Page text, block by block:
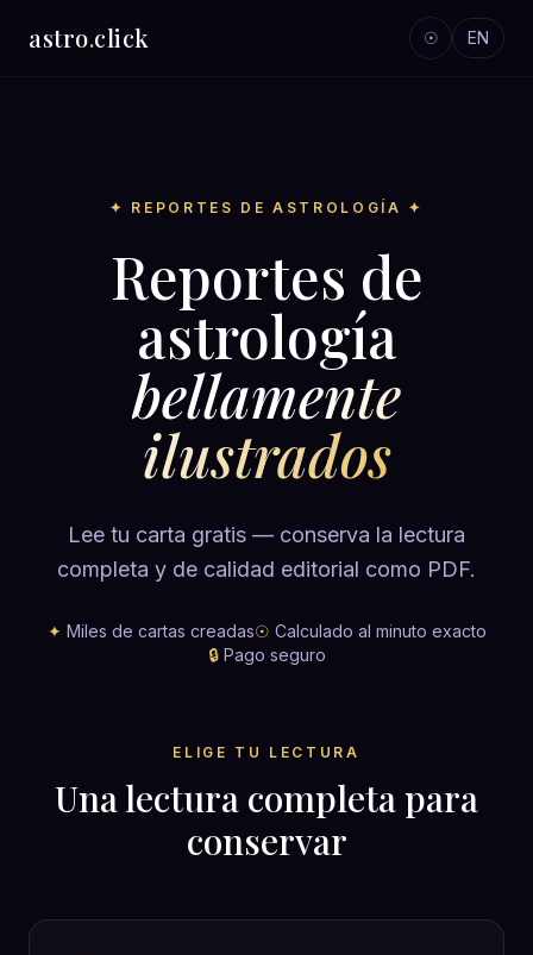
astro.click ☉ EN
✦ REPORTES DE ASTROLOGÍA ✦
Reportes de
astrología
bellamente
ilustrados
Lee tu carta gratis — conserva la lectura
completa y de calidad editorial como PDF.
✦ Miles de cartas creadas☉ Calculado al minuto exacto
🔒Pago seguro
ELIGE TU LECTURA
Una lectura completa para
conservar